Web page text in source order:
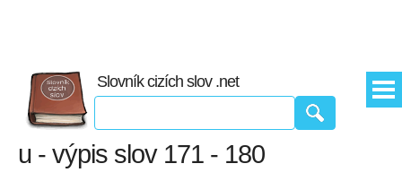
Slovník cizích slov .net
u - výpis slov 171 - 180